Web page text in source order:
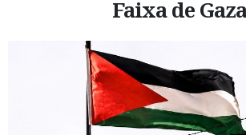
Faixa de Gaza